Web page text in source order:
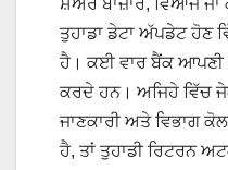
ਤੁਹਾਡਾ ਡੇਟਾ ਅੱਪਡੇਟ ਹੋਣ
ਹੈ। ਕਈ ਵਾਰ ਬੈਂਕ ਆਪਣੀ
ਕਰਦੇ ਹਨ। ਅਜਿਹੇ ਵਿੱਚ
ਜਾਣਕਾਰੀ ਅਤੇ ਵਿਭਾਗ
ਹੈ, ਤਾਂ ਤੁਹਾਡੀ ਰਿਟਰਨ